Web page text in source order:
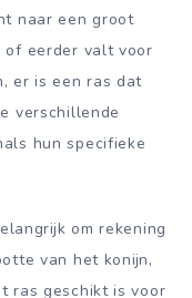
naar een groot
of eerder valt voor
er is een ras dat
verschillende
hun specifieke
om rekening
van het konijn,
ras geschikt is voor